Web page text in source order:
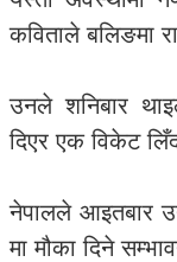
कविताले बलिङमा
उनले शनिबार
दिएर एक विकेट
नेपालले आइतबार
मा मौका दिने